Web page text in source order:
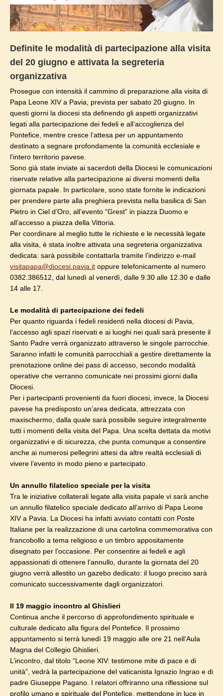
Definite le modalità di partecipazione alla visita
del 20 giugno e attivata la segreteria
organizzativa
Prosegue con intensità il cammino di preparazione alla visita di
Papa Leone XIV a Pavia, prevista per sabato 20 giugno. In
questi giorni la diocesi sta definendo gli aspetti organizzativi
legati alla partecipazione dei fedeli e all’accoglienza del
Pontefice, mentre cresce l’attesa per un appuntamento
destinato a segnare profondamente la comunità ecclesiale e
l’intero territorio pavese.
Sono già state inviate ai sacerdoti della Diocesi le comunicazioni
riservate relative alla partecipazione ai diversi momenti della
giornata papale. In particolare, sono state fornite le indicazioni
per prendere parte alla preghiera prevista nella basilica di San
Pietro in Ciel d’Oro, all’evento “Grest” in piazza Duomo e
all’accesso a piazza della Vittoria.
Per coordinare al meglio tutte le richieste e le necessità legate
alla visita, è stata inoltre attivata una segreteria organizzativa
dedicata: sarà possibile contattarla tramite l’indirizzo e-mail
visitapapa@diocesi.pavia.it oppure telefonicamente al numero
0382.386512, dal lunedì al venerdì, dalle 9.30 alle 12.30 e dalle
14 alle 17.
Le modalità di partecipazione dei fedeli
Per quanto riguarda i fedeli residenti nella diocesi di Pavia,
l’accesso agli spazi riservati e ai luoghi nei quali sarà presente il
Santo Padre verrà organizzato attraverso le singole parrocchie.
Saranno infatti le comunità parrocchiali a gestire direttamente la
prenotazione online dei pass di accesso, secondo modalità
operative che verranno comunicate nei prossimi giorni dalla
Diocesi.
Per i partecipanti provenienti da fuori diocesi, invece, la Diocesi
pavese ha predisposto un’area dedicata, attrezzata con
maxischermo, dalla quale sarà possibile seguire integralmente
tutti i momenti della visita del Papa. Una scelta dettata da motivi
organizzativi e di sicurezza, che punta comunque a consentire
anche ai numerosi pellegrini attesi da altre realtà ecclesiali di
vivere l’evento in modo pieno e partecipato.
Un annullo filatelico speciale per la visita
Tra le iniziative collaterali legate alla visita papale vi sarà anche
un annullo filatelico speciale dedicato all’arrivo di Papa Leone
XIV a Pavia. La Diocesi ha infatti avviato contatti con Poste
Italiane per la realizzazione di una cartolina commemorativa con
francobollo a tema religioso e un timbro appositamente
disegnato per l’occasione. Per consentire ai fedeli e agli
appassionati di ottenere l’annullo, durante la giornata del 20
giugno verrà allestito un gazebo dedicato: il luogo preciso sarà
comunicato successivamente dagli organizzatori.
Il 19 maggio incontro al Ghislieri
Continua anche il percorso di approfondimento spirituale e
culturale dedicato alla figura del Pontefice. Il prossimo
appuntamento si terrà lunedì 19 maggio alle ore 21 nell’Aula
Magna del Collegio Ghislieri.
L’incontro, dal titolo “Leone XIV: testimone mite di pace e di
unità”, vedrà la partecipazione del vaticanista Ignazio Ingrao e di
padre Giuseppe Pagano. I relatori offriranno una riflessione sul
profilo umano e spirituale del Pontefice, mettendone in luce in